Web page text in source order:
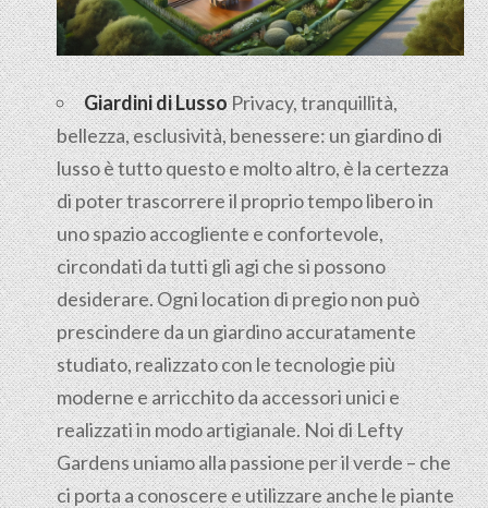
Giardini di LussoPrivacy, tranquillità,
bellezza, esclusività, benessere: un giardino di
lusso è tutto questo e molto altro, è la certezza
di poter trascorrere il proprio tempo libero in
uno spazio accogliente e confortevole,
circondati da tutti gli agi che si possono
desiderare. Ogni location di pregio non può
prescindere da un giardino accuratamente
studiato, realizzato con le tecnologie più
moderne e arricchito da accessori unici e
realizzati in modo artigianale. Noi di Lefty
Gardens uniamo alla passione per il verde – che
ci porta a conoscere e utilizzare anche le piante